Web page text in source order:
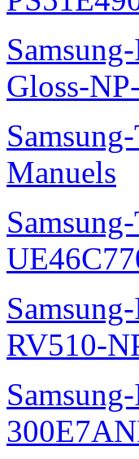
Gloss-
Manuels
RV510-